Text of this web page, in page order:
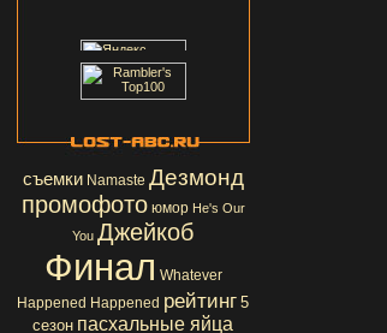
съемки Namaste Дезмонд
промофото юмор He's Our
You Джейкоб
Финал Whatever
Happened Happened рейтинг 5
сезон пасхальные яйца